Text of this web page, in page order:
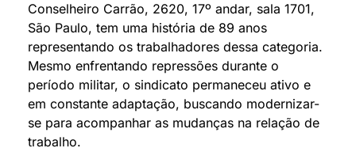
Conselheiro Carrão, 2620, 17º andar, sala 1701,
São Paulo, tem uma história de 89 anos
representando os trabalhadores dessa categoria.
Mesmo enfrentando repressões durante o
período militar, o sindicato permaneceu ativo e
em constante adaptação, buscando modernizar-
se para acompanhar as mudanças na relação de
trabalho.